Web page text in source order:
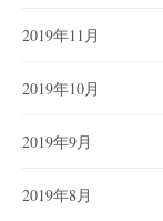
2019年11月
2019年10月
2019年9月
2019年8月